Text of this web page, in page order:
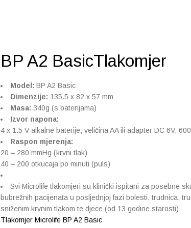
BP A2 BasicTlakomjer
Model: BP A2 Basic
Dimenzije: 135.5 x 82 x 57 mm
Masa: 340g (s baterijama)
Izvor napona:
4 x 1.5 V alkalne baterije; veličina AA ili adapter DC 6V,
Raspon mjerenja:
20 – 280 mmHg (krvni tlak)
40 – 200 otkucaja po minuti (puls)
Svi Microlife tlakomjeri su klinički ispitani za posebne
bubrežnih pacijenata u posljednjoj fazi bolesti, trudnica,
sniženim krvnim tlakom te djece (od 13 godine starosti)
Tlakomjer Microlife BP A2 Basic